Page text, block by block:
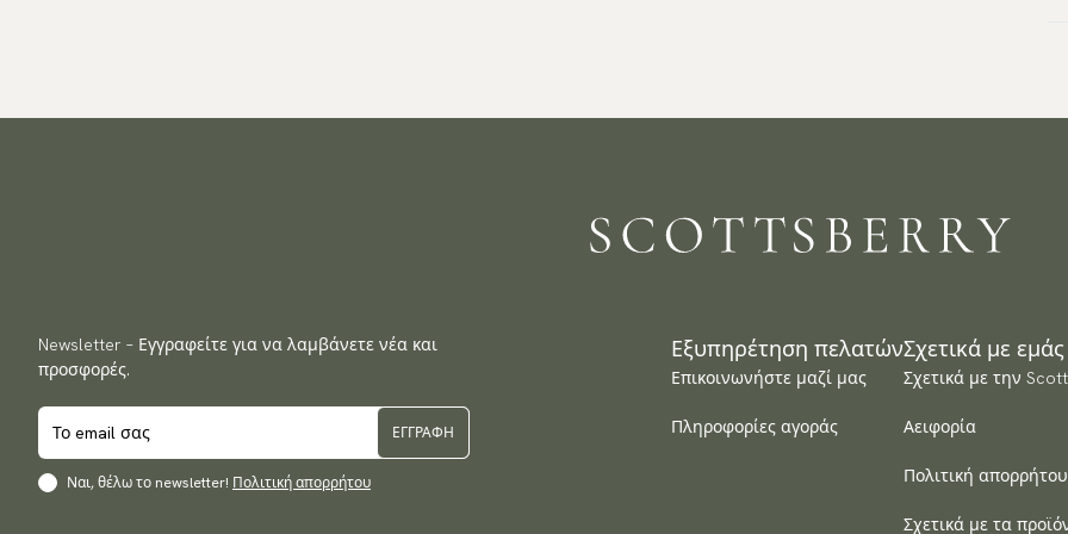
Newsletter – Εγγραφείτε για να λαμβάνετε νέα και
προσφορές.
ΕΓΓΡΑΦΉ
Ναι, θέλω το newsletter! Πολιτική απορρήτου
Εξυπηρέτηση πελατών
Επικοινωνήστε μαζί μας
Πληροφορίες αγοράς
Σχετικά με εμάς
Σχετικά με την
Αειφορία
Πολιτική απορρήτου
Σχετικά με τα